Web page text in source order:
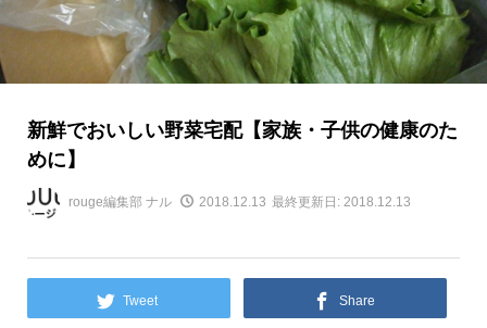
新鮮でおいしい野菜宅配【家族・子供の健康のた
めに】
rouge編集部 ナル 2018.12.13 最終更新日: 2018.12.13
Tweet Share